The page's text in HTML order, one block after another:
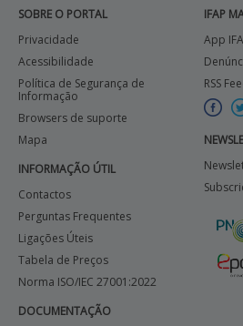
SOBRE O PORTAL
Privacidade
Acessibilidade
Política de Segurança de
Informação
Browsers de suporte
Mapa
INFORMAÇÃO ÚTIL
Contactos
Perguntas Frequentes
Ligações Úteis
Tabela de Preços
Norma ISO/IEC 27001:2022
DOCUMENTAÇÃO
IFAP
App
RSS